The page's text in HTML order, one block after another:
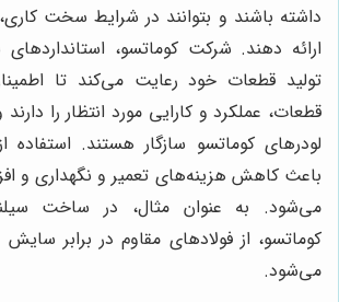
داشته باشند و بتوانند در شرایط سخت
ارائه دهند. شرکت کوماتسو، استانداردهای
تولید قطعات خود رعایت می‌کند تا
قطعات، عملکرد و کارایی مورد انتظار را
لودرهای کوماتسو سازگار هستند. استفاده
باعث کاهش هزینه‌های تعمیر و نگهداری و
می‌شود. به عنوان مثال، در ساخت
کوماتسو، از فولادهای مقاوم در برابر
می‌شود.